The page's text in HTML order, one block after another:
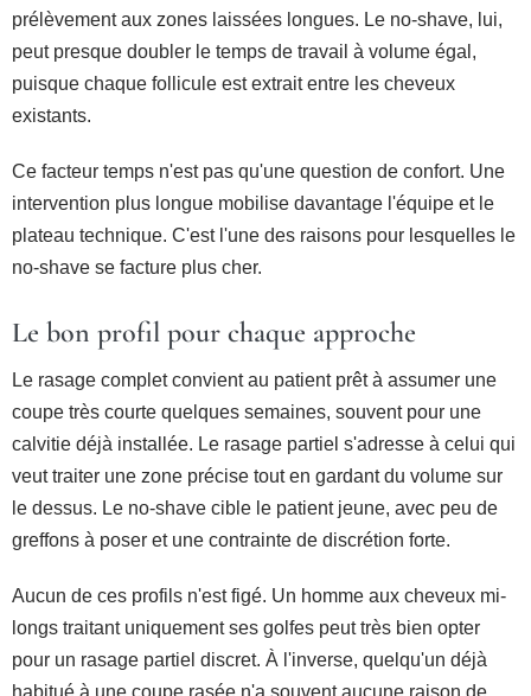
prélèvement aux zones laissées longues. Le no-shave, lui,
peut presque doubler le temps de travail à volume égal,
puisque chaque follicule est extrait entre les cheveux
existants.
Ce facteur temps n'est pas qu'une question de confort. Une
intervention plus longue mobilise davantage l'équipe et le
plateau technique. C'est l'une des raisons pour lesquelles le
no-shave se facture plus cher.
Le bon profil pour chaque approche
Le rasage complet convient au patient prêt à assumer une
coupe très courte quelques semaines, souvent pour une
calvitie déjà installée. Le rasage partiel s'adresse à celui qui
veut traiter une zone précise tout en gardant du volume sur
le dessus. Le no-shave cible le patient jeune, avec peu de
greffons à poser et une contrainte de discrétion forte.
Aucun de ces profils n'est figé. Un homme aux cheveux mi-
longs traitant uniquement ses golfes peut très bien opter
pour un rasage partiel discret. À l'inverse, quelqu'un déjà
habitué à une coupe rasée n'a souvent aucune raison de